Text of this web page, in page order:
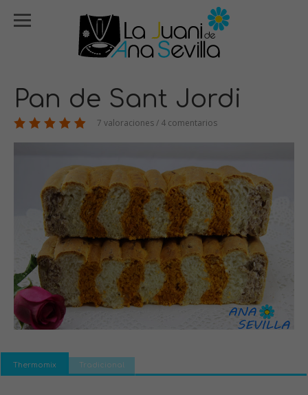
Pan de Sant Jordi
7 valoraciones / 4 comentarios
Thermomix Tradicional